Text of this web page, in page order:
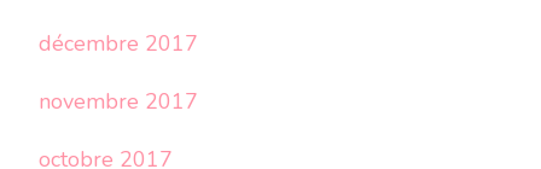
décembre 2017
novembre 2017
octobre 2017